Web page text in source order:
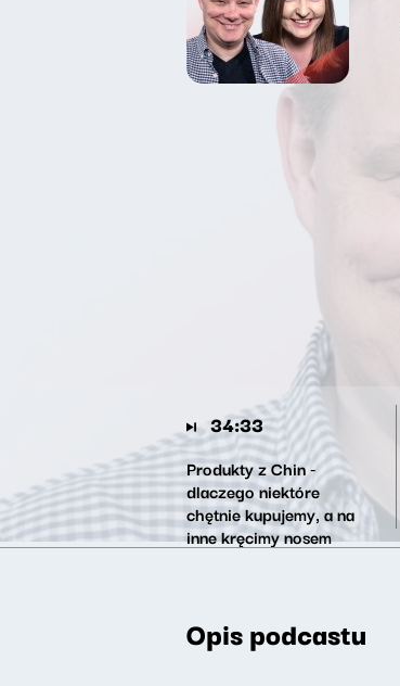
34:33
Produkty z Chin -
dlaczego niektóre
chętnie kupujemy, a na
inne kręcimy nosem
Opis podcastu